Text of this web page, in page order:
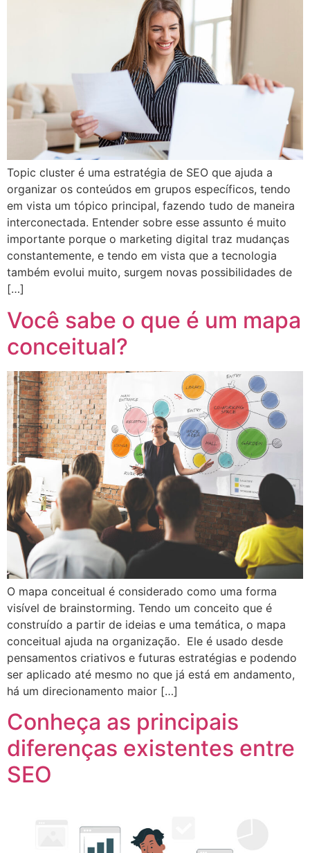
Topic cluster é uma estratégia de SEO que ajuda a
organizar os conteúdos em grupos específicos, tendo
em vista um tópico principal, fazendo tudo de maneira
interconectada. Entender sobre esse assunto é muito
importante porque o marketing digital traz mudanças
constantemente, e tendo em vista que a tecnologia
também evolui muito, surgem novas possibilidades de
[…]
Você sabe o que é um mapa
conceitual?
O mapa conceitual é considerado como uma forma
visível de brainstorming. Tendo um conceito que é
construído a partir de ideias e uma temática, o mapa
conceitual ajuda na organização. Ele é usado desde
pensamentos criativos e futuras estratégias e podendo
ser aplicado até mesmo no que já está em andamento,
há um direcionamento maior […]
Conheça as principais
diferenças existentes entre
SEO